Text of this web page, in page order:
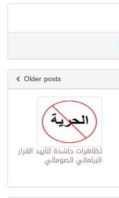
Older posts
تظاهرات حاشدة لتأييد القرار
البرلماني الصومالي